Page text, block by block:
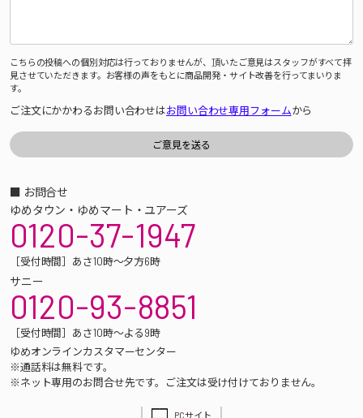
こちらの投稿への個別対応は行っておりませんが、頂いたご意見はスタッフがすべて拝
見させていただきます。お客様の声をもとに商品開発・サイト改善を行ってまいりま
す。
ご注文にかかわるお問い合わせはお問い合わせ専用フォームから
■ お問合せ
ゆめタウン・ゆめマート・ユアーズ
0120-37-1947
［受付時間］あさ10時～夕方6時
サニー
0120-93-8851
［受付時間］あさ10時～よる9時
ゆめオンラインカスタマーセンター
※通話料は無料です。
※ネット専用のお問合せ先です。ご注文は受け付けておりません。
PCサイト